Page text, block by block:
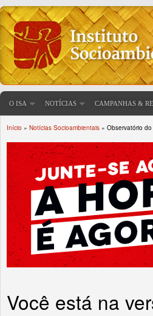
O ISA NOTÍCIAS CAMPANHAS &
Início » Notícias Socioambientais » Observatório
Você está na